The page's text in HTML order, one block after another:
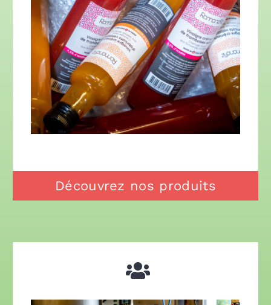
Découvrez nos produits